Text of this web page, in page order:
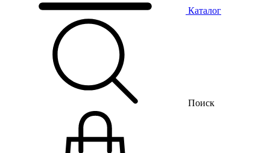
Каталог
Поиск